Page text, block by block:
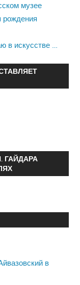
музее
рождения
в искусстве …
ГАЙДАРА
в